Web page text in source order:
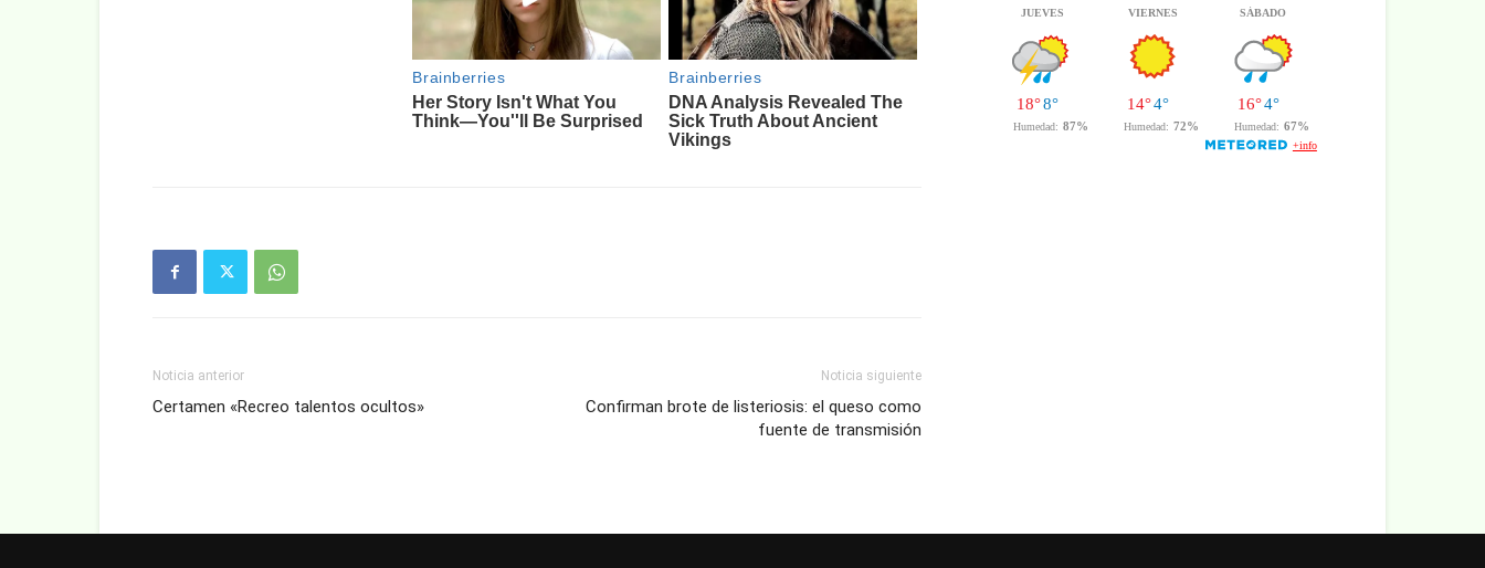
Noticia anterior
Certamen «Recreo talentos ocultos»
Noticia siguiente
Confirman brote de listeriosis: el queso como
fuente de transmisión